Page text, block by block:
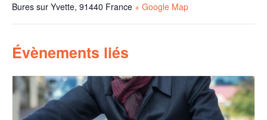
Bures sur Yvette, 91440 France + Google Map
Évènements liés